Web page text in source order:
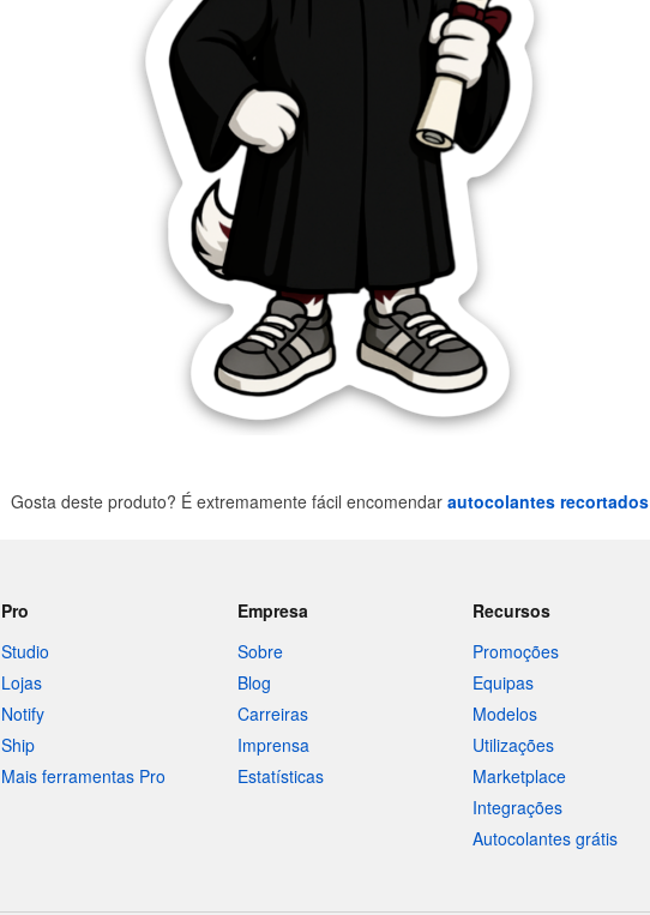
Gosta deste produto? É extremamente fácil encomendar autocolantes recortados
Pro
Studio
Lojas
Notify
Ship
Mais ferramentas Pro
Empresa
Sobre
Blog
Carreiras
Imprensa
Estatísticas
Recursos
Promoções
Equipas
Modelos
Utilizações
Marketplace
Integrações
Autocolantes grátis